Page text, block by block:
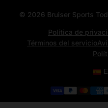
All categories
All products
Contacto
© 2026 Bruiser Sports
Política de
Términos del servicio